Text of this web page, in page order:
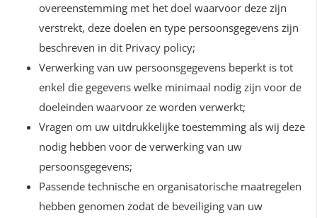
overeenstemming met het doel waarvoor deze zijn
verstrekt, deze doelen en type persoonsgegevens zijn
beschreven in dit Privacy policy;
Verwerking van uw persoonsgegevens beperkt is tot
enkel die gegevens welke minimaal nodig zijn voor de
doeleinden waarvoor ze worden verwerkt;
Vragen om uw uitdrukkelijke toestemming als wij deze
nodig hebben voor de verwerking van uw
persoonsgegevens;
Passende technische en organisatorische maatregelen
hebben genomen zodat de beveiliging van uw